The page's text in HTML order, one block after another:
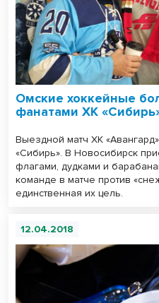
Омские хоккейные
фанатами ХК
Выездной матч ХК
«Сибирь». В Новосибирск
флагами, дудками и
команде в матче против
единственная их цель.
12.04.2018